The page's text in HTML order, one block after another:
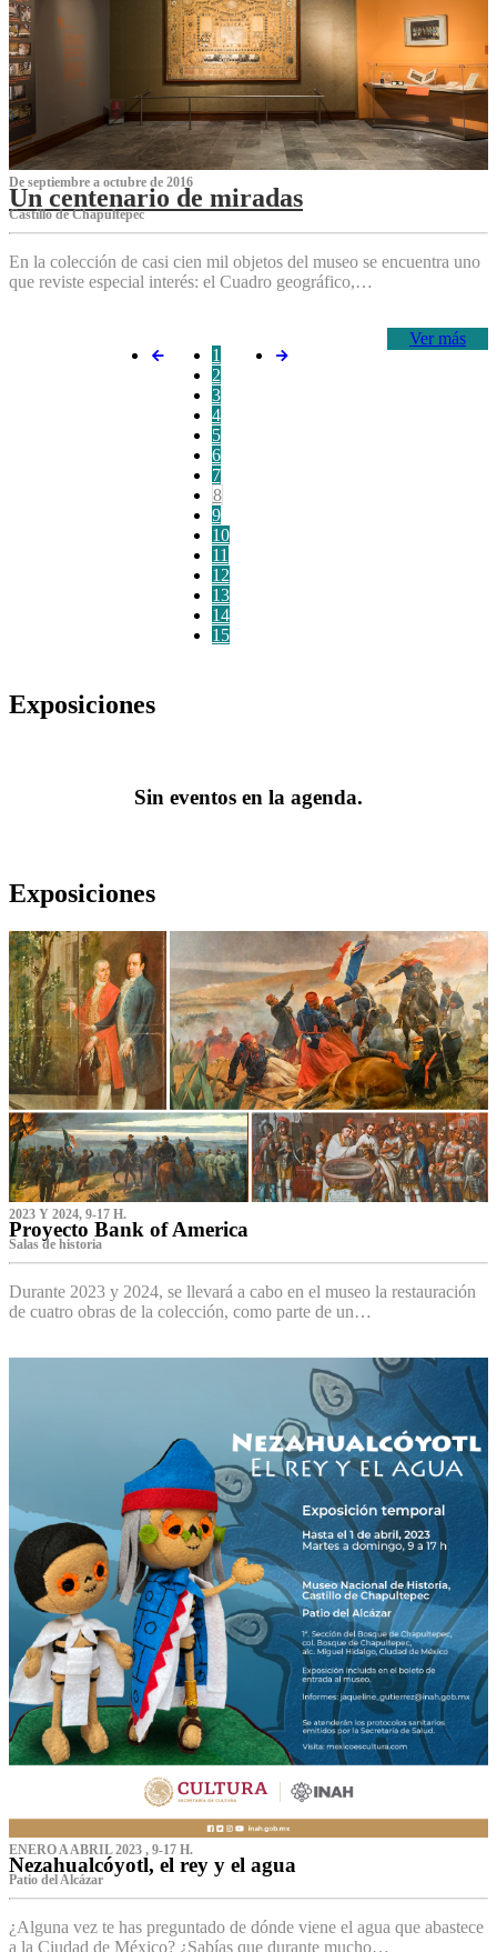
De septiembre a octubre de 2016
Un centenario de miradas
Castillo de Chapultepec
En la colección de casi cien mil objetos del museo se encuentra uno
que reviste especial interés: el Cuadro geográfico,…
Ver más
1
2
3
4
5
6
7
8
9
10
11
12
13
14
15
Exposiciones
Sin eventos en la agenda.
Exposiciones
2023 Y 2024, 9-17 H.
Proyecto Bank of America
S‌alas de historia
Durante 2023 y 2024, se llevará a cabo en el museo la restauración
de cuatro obras de la colección, como parte de un…
ENERO A ABRIL 2023 , 9-17 H.
Nezahualcóyotl, el rey y el agua
Patio del Alcázar
¿Alguna vez te has preguntado de dónde viene el agua que abastece
a la Ciudad de México? ¿Sabías que durante mucho…